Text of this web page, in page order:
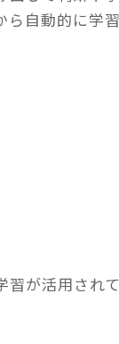
自動的に学
が活用され